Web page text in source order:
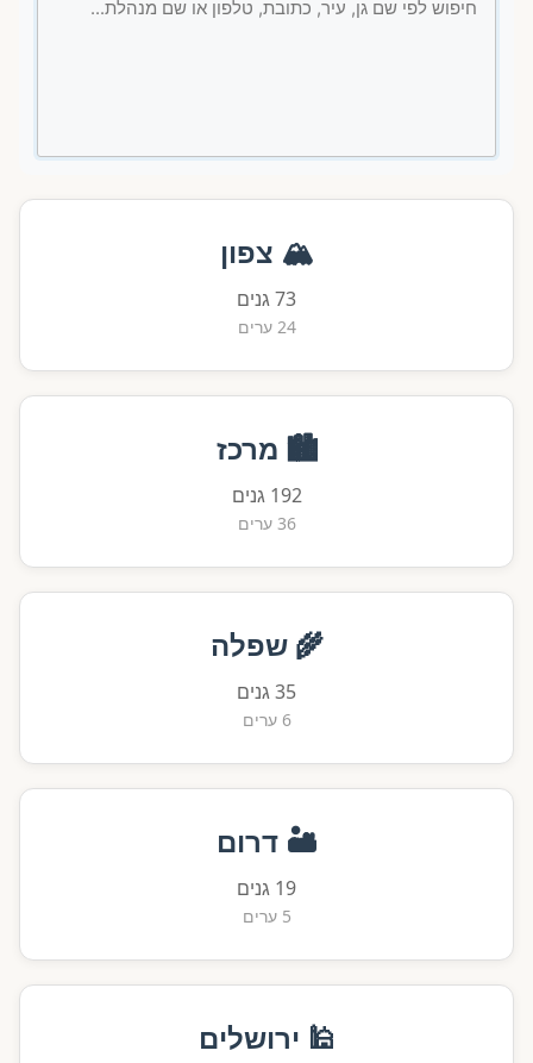
🏔️ צפון
73 גנים
24 ערים
🏙️ מרכז
192 גנים
36 ערים
🌾 שפלה
35 גנים
6 ערים
🏜️ דרום
19 גנים
5 ערים
🕌 ירושלים